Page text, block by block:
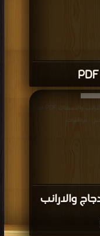
والارانب
: مرة/مرات